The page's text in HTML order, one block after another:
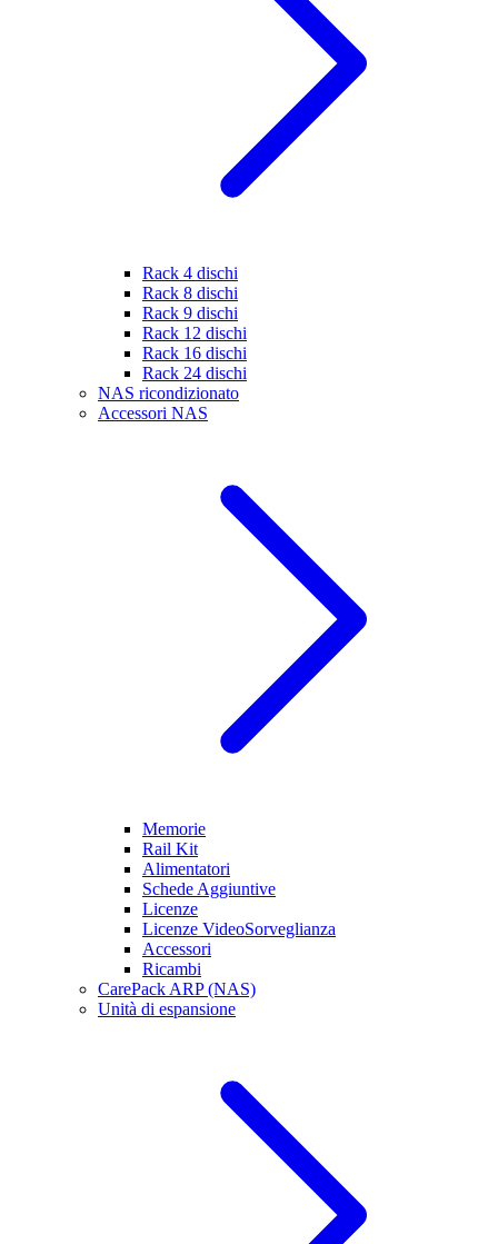
Rack 4 dischi
Rack 8 dischi
Rack 9 dischi
Rack 12 dischi
Rack 16 dischi
Rack 24 dischi
NAS ricondizionato
Accessori NAS
Memorie
Rail Kit
Alimentatori
Schede Aggiuntive
Licenze
Licenze VideoSorveglianza
Accessori
Ricambi
CarePack ARP (NAS)
Unità di espansione